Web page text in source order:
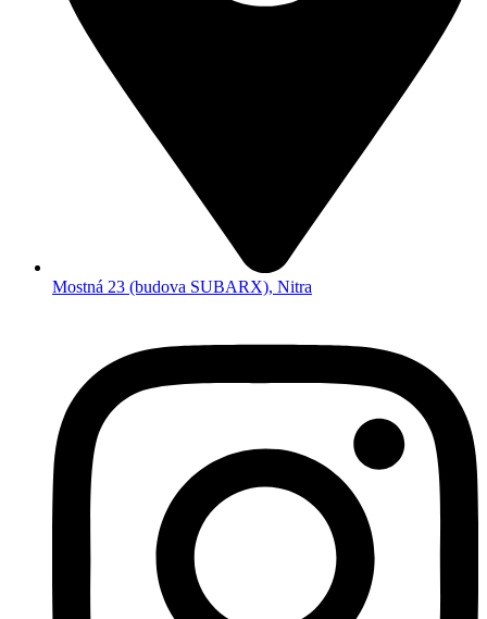
Mostná 23 (budova SUBARX), Nitra